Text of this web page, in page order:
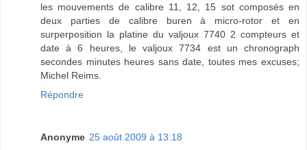
les mouvements de calibre 11, 12, 15 sot composés en
deux parties de calibre buren à micro-rotor et en
surperposition la platine du valjoux 7740 2 compteurs et
date à 6 heures, le valjoux 7734 est un chronograph
secondes minutes heures sans date, toutes mes excuses;
Michel Reims.
Répondre
Anonyme 25 août 2009 à 13:18